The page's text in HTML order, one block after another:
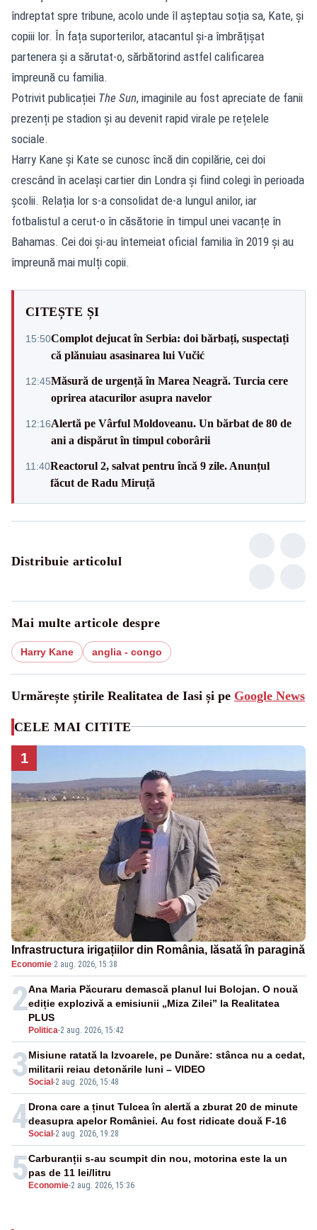
îndreptat spre tribune, acolo unde îl așteptau soția sa, Kate, și
copiii lor. În fața suporterilor, atacantul și-a îmbrățișat
partenera și a sărutat-o, sărbătorind astfel calificarea
împreună cu familia.
Potrivit publicației The Sun, imaginile au fost apreciate de fanii
prezenți pe stadion și au devenit rapid virale pe rețelele
sociale.
Harry Kane și Kate se cunosc încă din copilărie, cei doi
crescând în același cartier din Londra și fiind colegi în perioada
școlii. Relația lor s-a consolidat de-a lungul anilor, iar
fotbalistul a cerut-o în căsătorie în timpul unei vacanțe în
Bahamas. Cei doi și-au întemeiat oficial familia în 2019 și au
împreună mai mulți copii.
CITEȘTE ȘI
15:50Complot dejucat în Serbia: doi bărbați, suspectați
că plănuiau asasinarea lui Vučić
12:45Măsură de urgență în Marea Neagră. Turcia cere
oprirea atacurilor asupra navelor
12:16Alertă pe Vârful Moldoveanu. Un bărbat de 80 de
ani a dispărut în timpul coborârii
11:40Reactorul 2, salvat pentru încă 9 zile. Anunțul
făcut de Radu Miruță
Distribuie articolul
Mai multe articole despre
Harry Kane anglia - congo
Urmărește știrile Realitatea de Iasi și pe Google News
CELE MAI CITITE
1
Infrastructura irigațiilor din România, lăsată în paragină
Economie·2 aug. 2026, 15:38
2
Politica-2 aug. 2026, 15:42
Ana Maria Păcuraru demască planul lui Bolojan. O nouă
ediție explozivă a emisiunii „Miza Zilei” la Realitatea
PLUS
3Social -2 aug. 2026, 15:48
Misiune ratată la Izvoarele, pe Dunăre: stânca nu a cedat,
militarii reiau detonările luni – VIDEO
4Social -2 aug. 2026, 19:28
Drona care a ținut Tulcea în alertă a zburat 20 de minute
deasupra apelor României. Au fost ridicate două F-16
5 Economie-2 aug. 2026, 15:36
Carburanții s-au scumpit din nou, motorina este la un
pas de 11 lei/litru